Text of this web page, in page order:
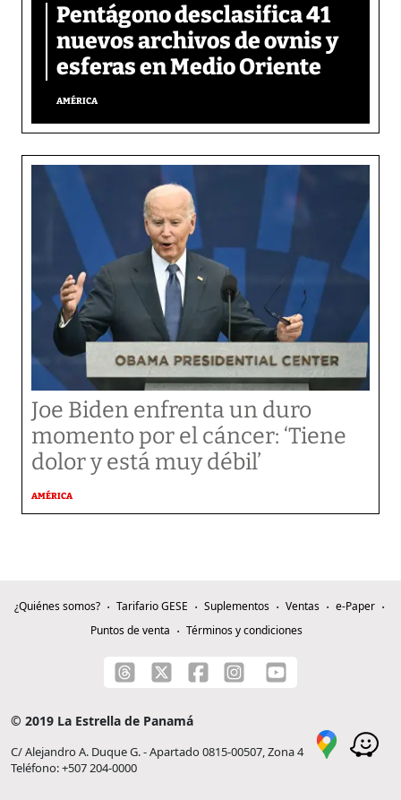
Pentágono desclasifica 41
nuevos archivos de ovnis y
esferas en Medio Oriente
AMÉRICA
Joe Biden enfrenta un duro
momento por el cáncer: ‘Tiene
dolor y está muy débil’
AMÉRICA
¿Quiénes somos? Tarifario GESE Suplementos Ventas
e-Paper
Puntos de venta
Términos y condiciones
© 2019 La Estrella de Panamá
C/ Alejandro A. Duque G. - Apartado 0815-00507, Zona 4
Teléfono: +507 204-0000